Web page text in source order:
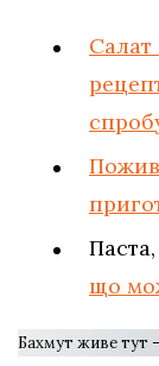
Салат
що
Бахмут живе тут